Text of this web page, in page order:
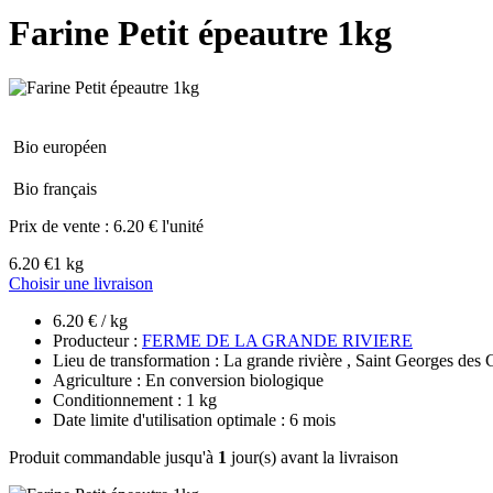
Farine Petit épeautre 1kg
Bio européen
Bio français
Prix de vente : 6.20 € l'unité
6.20 €1 kg
Choisir une livraison
6.20 € / kg
Producteur : FERME DE LA GRANDE RIVIERE
Lieu de transformation : La grande rivière , Saint Georges des
Agriculture : En conversion biologique
Conditionnement : 1 kg
Date limite d'utilisation optimale : 6 mois
Produit commandable jusqu'à 1 jour(s) avant la livraison